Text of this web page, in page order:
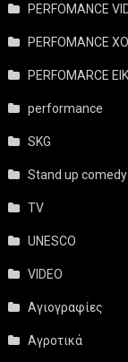
PERFOMANCE
PERFOMANCE
PERFOMARCE
performance
SKG
Stand up comedy
TV
UNESCO
VIDEO
Αγιογραφίες
Αγροτικά